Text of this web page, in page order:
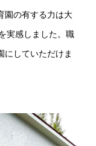
園の有する力は大
実感しました。職
にしていただけま